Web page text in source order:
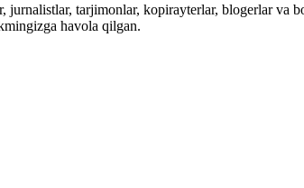
tarjimonlar, kopirayterlar, blogerlar va
havola qilgan.